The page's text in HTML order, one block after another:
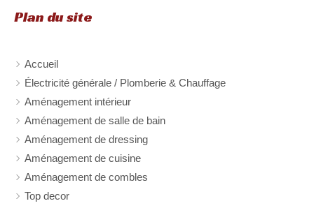
Plan du site
Accueil
Électricité générale / Plomberie & Chauffage
Aménagement intérieur
Aménagement de salle de bain
Aménagement de dressing
Aménagement de cuisine
Aménagement de combles
Top decor